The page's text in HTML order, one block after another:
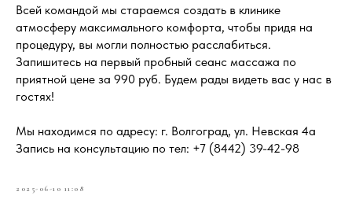
Всей командой мы стараемся создать в клинике
атмосферу максимального комфорта, чтобы придя на
процедуру, вы могли полностью расслабиться.
Запишитесь на первый пробный сеанс массажа по
приятной цене за 990 руб. Будем рады видеть вас у нас в
гостях!
Мы находимся по адресу: г. Волгоград, ул. Невская 4а
Запись на консультацию по тел: +7 (8442) 39-42-98
2025-06-10 11:08